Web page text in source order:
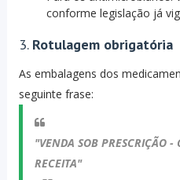
conforme legislação já
3. Rotulagem obrigatória
As embalagens dos
seguinte frase:
"VENDA SOB PRESCRIÇÃO -
RECEITA"